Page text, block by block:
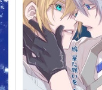
写しに関する二、三の
ctrl＋
660円 （税込）
山姥切長義×山姥切国広